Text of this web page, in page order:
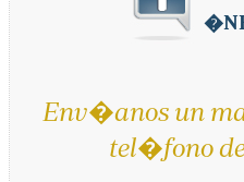
Env�anos un
tel�fono